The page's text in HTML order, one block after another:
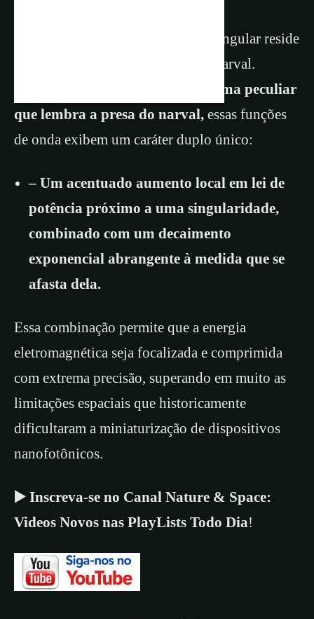
O poder da equação de dispersão singular reside
nas funções de onda em forma de narval.
Batizadas assim devido à sua forma peculiar
que lembra a presa do narval, essas funções
de onda exibem um caráter duplo único:
– Um acentuado aumento local em lei de
potência próximo a uma singularidade,
combinado com um decaimento
exponencial abrangente à medida que se
afasta dela.
Essa combinação permite que a energia
eletromagnética seja focalizada e comprimida
com extrema precisão, superando em muito as
limitações espaciais que historicamente
dificultaram a miniaturização de dispositivos
nanofotônicos.
▶️ Inscreva-se no Canal Nature & Space:
Videos Novos nas PlayLists Todo Dia!